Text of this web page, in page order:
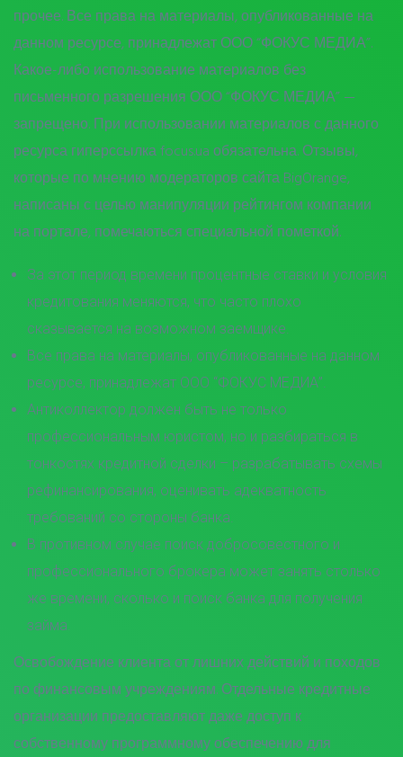
прочее. Все права на материалы, опубликованные на
данном ресурсе, принадлежат ООО “ФОКУС МЕДИА”.
Какое-либо использование материалов без
письменного разрешения ООО “ФОКУС МЕДИА” —
запрещено. При использовании материалов с данного
ресурса гиперссылка focus.ua обязательна. Отзывы,
которые по мнению модераторов сайта BigOrange,
написаны с целью манипуляции рейтингом компании
на портале, помечаються специальной пометкой.
За этот период времени процентные ставки и условия
кредитования меняются, что часто плохо
сказывается на возможном заемщике.
Все права на материалы, опубликованные на данном
ресурсе, принадлежат ООО “ФОКУС МЕДИА”.
Антиколлектор должен быть не только
профессиональным юристом, но и разбираться в
тонкостях кредитной сделки – разрабатывать схемы
рефинансирования, оценивать адекватность
требований со стороны банка.
В противном случае поиск добросовестного и
профессионального брокера может занять столько
же времени, сколько и поиск банка для получения
займа.
Освобождение клиента от лишних действий и походов
по финансовым учреждениям. Отдельные кредитные
организации предоставляют даже доступ к
собственному программному обеспечению для